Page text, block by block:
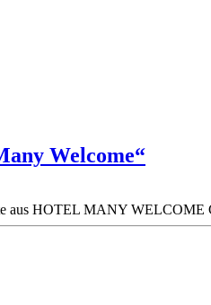
Welcome“
aus HOTEL MANY WELCOME